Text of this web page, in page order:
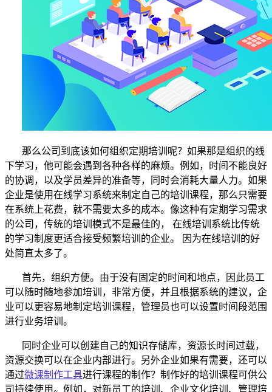
那么公司到底该如何组织定期培训呢？如果那是组织的线
下学习，他可能会遇到各种各样的麻烦。例如，时间不能良好
的协调，以及学员差异的准备等，同时会消耗大量人力。如果
企业是使用在线学习系统来制定自己的培训课程，那么只需要
在系统上花费，就不需要太多的成本。像这种有定期学习需求
的公司，传统的培训模式不是最佳的，
在线培训系统比传统
的学习制度更适合接受频繁培训的企业。 因为在线培训的好
处简直太多了。
首先，组织方便。由于没有固定的时间和地点，因此员工
可以随时随地参加培训，非常方便，并且根据系统的建议，企
业可以更容易地制定培训课程，管理员也可以设置时间段范围
进行业务培训。
同时企业可以创建自己的知识存储库，资源长时间过载，
资源交换可以在企业内部进行。另外企业如果有需要，还可以
通过微课制作工具进行课程的制作？制作好的培训课程可供公
司持续使用。例如，对新员工的培训、企业文化培训、管理培